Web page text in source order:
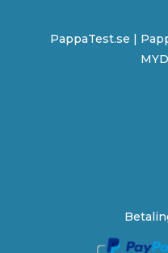
PappaTest.se |